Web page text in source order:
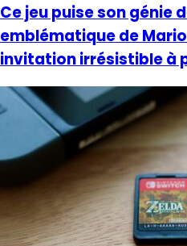
Ce jeu puise son génie
emblématique de
invitation irrésistible à